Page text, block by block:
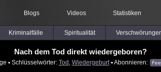
Blogs Videos Statistiken
Kriminalfälle Spiritualität
Nach dem Tod direkt wiedergeboren?
▪ Schlüsselwörter: Tod Wiedergeburt▪ Abonnieren: